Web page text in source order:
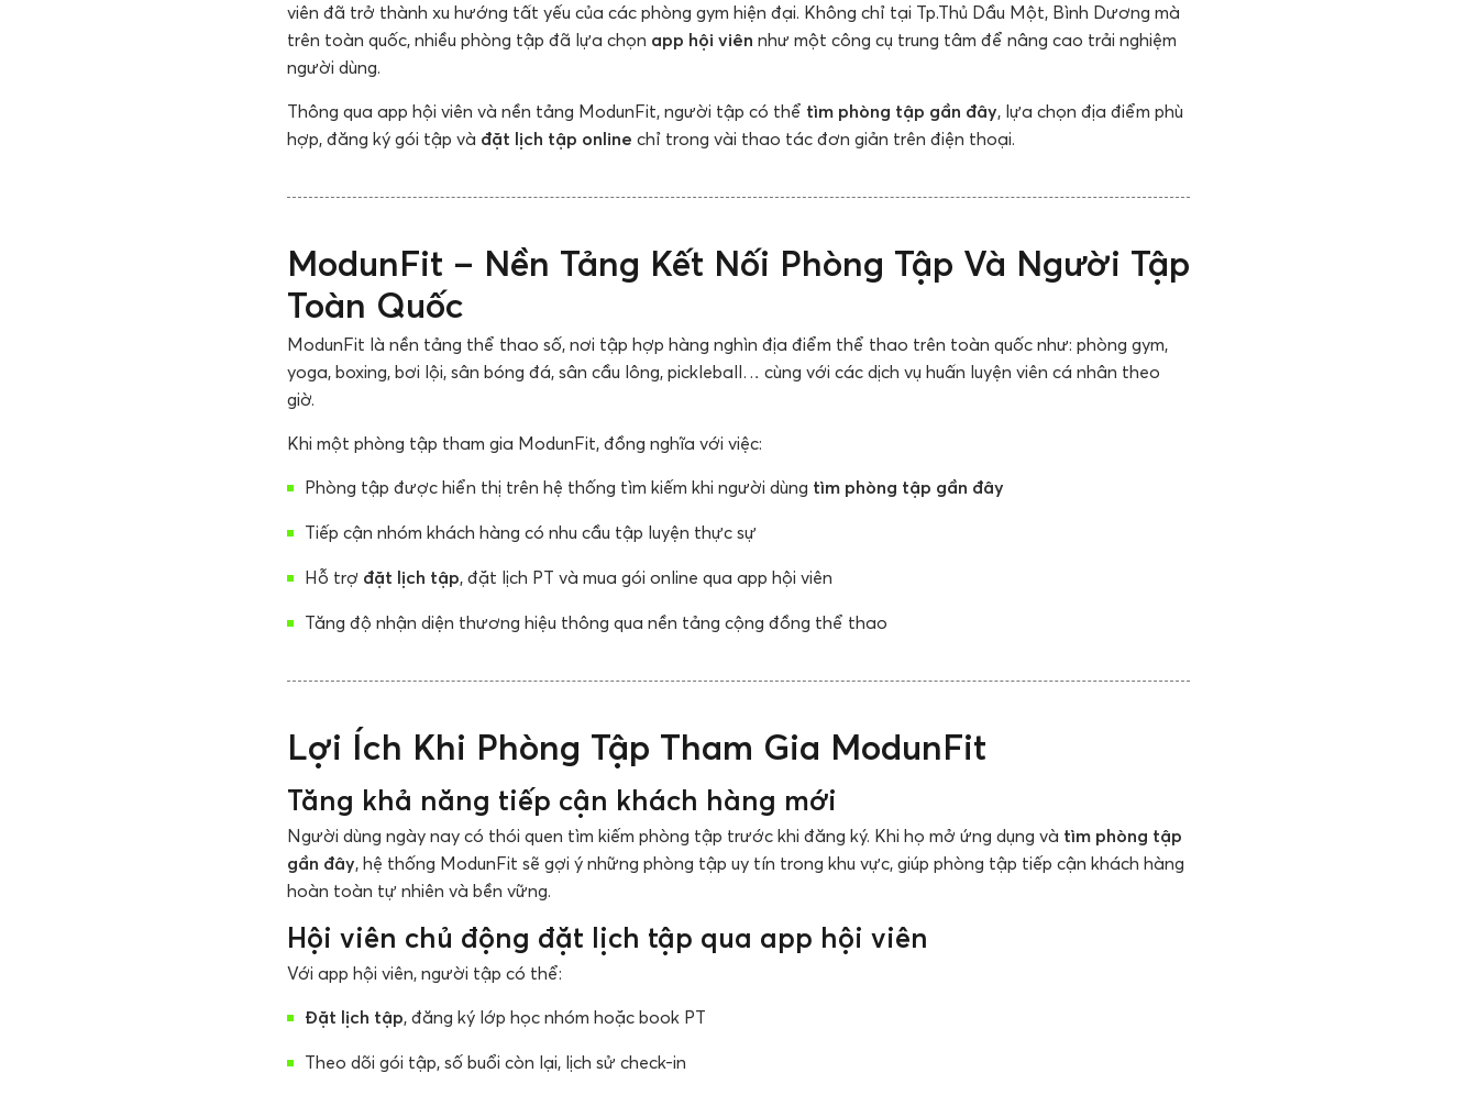
viên đã trở thành xu hướng tất yếu của các phòng gym hiện đại. Không chỉ tại Tp.Thủ Dầu Một, Bình Dương mà
trên toàn quốc, nhiều phòng tập đã lựa chọn app hội viên như một công cụ trung tâm để nâng cao trải nghiệm
người dùng.
Thông qua app hội viên và nền tảng ModunFit, người tập có thể tìm phòng tập gần đây, lựa chọn địa điểm phù
hợp, đăng ký gói tập và đặt lịch tập online chỉ trong vài thao tác đơn giản trên điện thoại.
ModunFit – Nền Tảng Kết Nối Phòng Tập Và Người Tập
Toàn Quốc
ModunFit là nền tảng thể thao số, nơi tập hợp hàng nghìn địa điểm thể thao trên toàn quốc như: phòng gym,
yoga, boxing, bơi lội, sân bóng đá, sân cầu lông, pickleball… cùng với các dịch vụ huấn luyện viên cá nhân theo
giờ.
Khi một phòng tập tham gia ModunFit, đồng nghĩa với việc:
Phòng tập được hiển thị trên hệ thống tìm kiếm khi người dùng tìm phòng tập gần đây
Tiếp cận nhóm khách hàng có nhu cầu tập luyện thực sự
Hỗ trợ đặt lịch tập, đặt lịch PT và mua gói online qua app hội viên
Tăng độ nhận diện thương hiệu thông qua nền tảng cộng đồng thể thao
Lợi Ích Khi Phòng Tập Tham Gia ModunFit
Tăng khả năng tiếp cận khách hàng mới
Người dùng ngày nay có thói quen tìm kiếm phòng tập trước khi đăng ký. Khi họ mở ứng dụng và tìm phòng tập
gần đây, hệ thống ModunFit sẽ gợi ý những phòng tập uy tín trong khu vực, giúp phòng tập tiếp cận khách hàng
hoàn toàn tự nhiên và bền vững.
Hội viên chủ động đặt lịch tập qua app hội viên
Với app hội viên, người tập có thể:
Đặt lịch tập, đăng ký lớp học nhóm hoặc book PT
Theo dõi gói tập, số buổi còn lại, lịch sử check-in